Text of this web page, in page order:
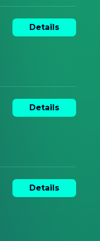
Details
Details
Details